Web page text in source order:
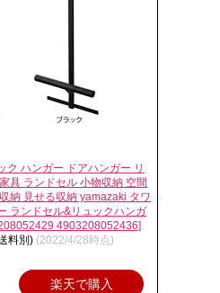
ク ハンガー ドアハンガー リ
具 ランドセル 小物収納 空間
納 見せる収納 yamazaki タワ
ランドセル&リュックハンガ
4903208052436]
料別) (2022/4/28時点)
楽天で購入